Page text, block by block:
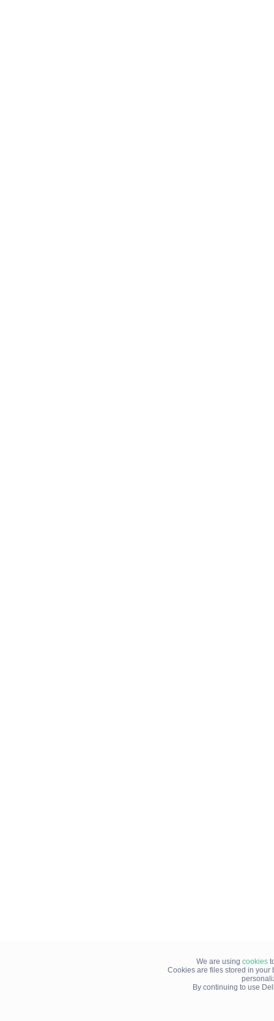
We are using cookies
Cookies are files stored in your
By continuing to use